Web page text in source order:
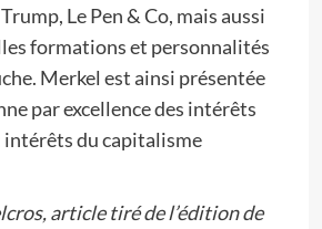
Le Pen & Co, mais aussi
formations et personnalités
Merkel est ainsi présentée
par excellence des intérêts
intérêts du capitalisme
article tiré de l’édition de